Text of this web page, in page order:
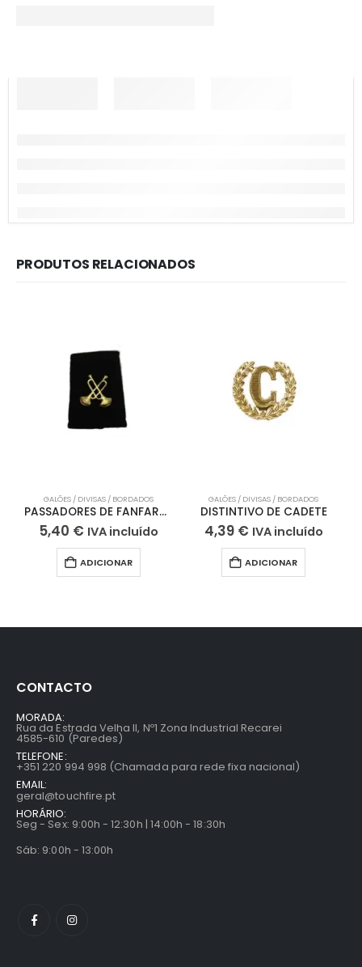
PRODUTOS RELACIONADOS
GALÕES / DIVISAS / BORDADOS
PASSADORES DE FANFARRA
5,40 € IVA incluído
ADICIONAR
GALÕES / DIVISAS / BORDADOS
DISTINTIVO DE CADETE
4,39 € IVA incluído
ADICIONAR
CONTACTO
MORADA:
Rua da Estrada Velha II, Nº1 Zona Industrial Recarei
4585-610 (Paredes)
TELEFONE:
+351 220 994 998 (Chamada para rede fixa nacional)
EMAIL:
geral@touchfire.pt
HORÁRIO:
Seg - Sex: 9:00h - 12:30h | 14:00h - 18:30h
Sáb: 9:00h - 13:00h